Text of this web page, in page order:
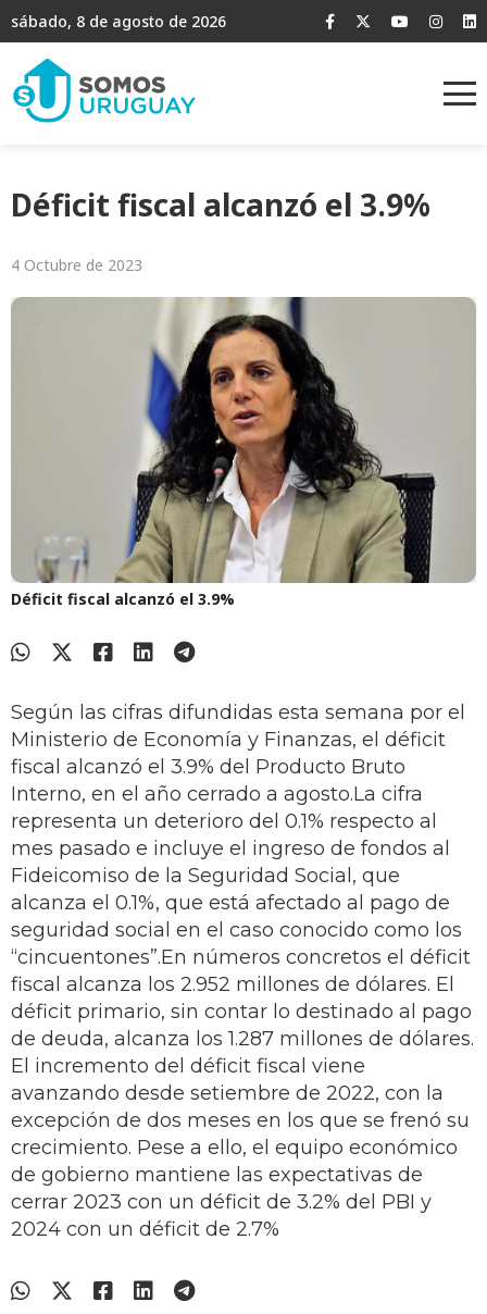
sábado, 8 de agosto de 2026
Déficit fiscal alcanzó el 3.9%
4 Octubre de 2023
Déficit fiscal alcanzó el 3.9%
Según las cifras difundidas esta semana por el
Ministerio de Economía y Finanzas, el déficit
fiscal alcanzó el 3.9% del Producto Bruto
Interno, en el año cerrado a agosto.La cifra
representa un deterioro del 0.1% respecto al
mes pasado e incluye el ingreso de fondos al
Fideicomiso de la Seguridad Social, que
alcanza el 0.1%, que está afectado al pago de
seguridad social en el caso conocido como los
“cincuentones”.En números concretos el déficit
fiscal alcanza los 2.952 millones de dólares. El
déficit primario, sin contar lo destinado al pago
de deuda, alcanza los 1.287 millones de dólares.
El incremento del déficit fiscal viene
avanzando desde setiembre de 2022, con la
excepción de dos meses en los que se frenó su
crecimiento. Pese a ello, el equipo económico
de gobierno mantiene las expectativas de
cerrar 2023 con un déficit de 3.2% del PBI y
2024 con un déficit de 2.7%